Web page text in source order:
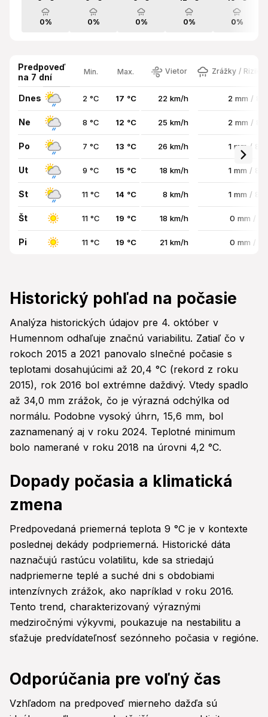
0% 0% 0% 0% 0%
Predpoveď
na 7 dní
Min. Max. Vietor Zrážky / Riziko
Dnes 2 °C 17 °C 22 km/h 2 mm /
Ne 8 °C 12 °C 25 km/h 2 mm /
Po 7 °C 13 °C 26 km/h 1 mm /
Ut 9 °C 15 °C 18 km/h 1 mm /
St 11 °C 14 °C 8 km/h 1 mm /
Št 11 °C 19 °C 18 km/h 0 mm /
Pi 11 °C 19 °C 21 km/h 0 mm /
Historický pohľad na počasie
Analýza historických údajov pre 4. október v
Humennom odhaľuje značnú variabilitu. Zatiaľ čo v
rokoch 2015 a 2021 panovalo slnečné počasie s
teplotami dosahujúcimi až 20,4 °C (rekord z roku
2015), rok 2016 bol extrémne daždivý. Vtedy spadlo
až 34,0 mm zrážok, čo je výrazná odchýlka od
normálu. Podobne vysoký úhrn, 15,6 mm, bol
zaznamenaný aj v roku 2024. Teplotné minimum
bolo namerané v roku 2018 na úrovni 4,2 °C.
Dopady počasia a klimatická
zmena
Predpovedaná priemerná teplota 9 °C je v kontexte
poslednej dekády podpriemerná. Historické dáta
naznačujú rastúcu volatilitu, kde sa striedajú
nadpriemerne teplé a suché dni s obdobiami
intenzívnych zrážok, ako napríklad v roku 2016.
Tento trend, charakterizovaný výraznými
medziročnými výkyvmi, poukazuje na nestabilitu a
sťažuje predvídateľnosť sezónneho počasia v regióne.
Odporúčania pre voľný čas
Vzhľadom na predpoveď mierneho dažďa sú